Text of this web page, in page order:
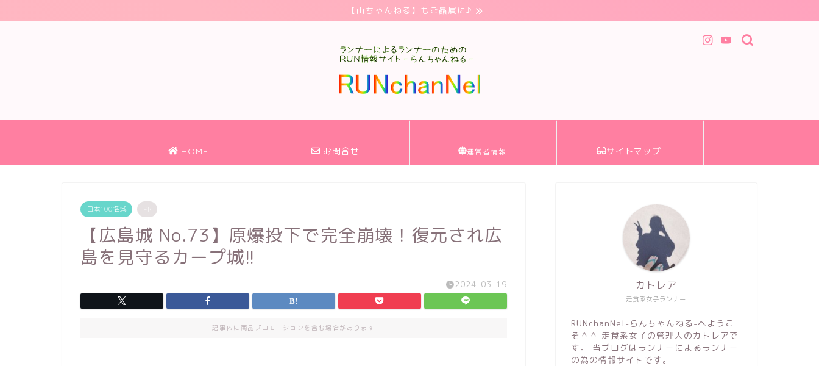
【山ちゃんねる】もご贔屓に♪
HOME お問合せ 運営者情報 サイトマップ
日本100名城
【広島城 No.73】原爆投下で完全崩壊！復元され広
島を見守るカープ城!!
2024-03-19
記事内に商品プロモーションを含む場合があります
走食系女子ランナー
カトレア
RUNchanNel-らんちゃんねる-へようこ
そ＾＾ 走食系女子の管理人のカトレアで
す。 当ブログはランナーによるランナー
の為の情報サイトです。